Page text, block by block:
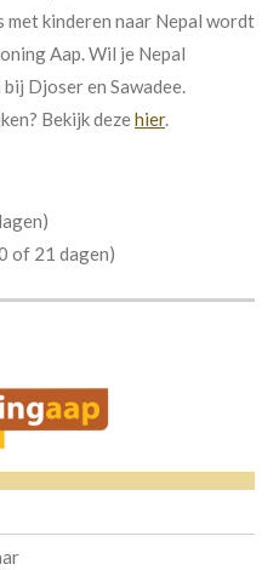
met kinderen naar Nepal wordt
Aap. Wil je Nepal
Djoser en Sawadee.
Bekijk dezehier.
of 21 dagen)